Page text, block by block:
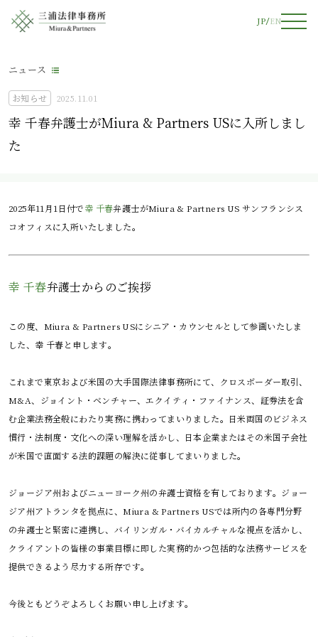
JP EN
ニュース
お知らせ 2025.11.01
幸 千春弁護士がMiura & Partners USに入所しまし
た
2025年11月1日付で幸 千春弁護士がMiura & Partners US サンフランシス
コオフィスに入所いたしました。
幸 千春弁護士からのご挨拶
この度、Miura & Partners USにシニア・カウンセルとして参画いたしま
した、幸 千春と申します。
これまで東京および米国の大手国際法律事務所にて、クロスボーダー取引、
M&A、ジョイント・ベンチャー、エクイティ・ファイナンス、証券法を含
む企業法務全般にわたり実務に携わってまいりました。日米両国のビジネス
慣行・法制度・文化への深い理解を活かし、日本企業またはその米国子会社
が米国で直面する法的課題の解決に従事してまいりました。
ジョージア州およびニューヨーク州の弁護士資格を有しております。ジョー
ジア州アトランタを拠点に、Miura & Partners USでは所内の各専門分野
の弁護士と緊密に連携し、バイリンガル・バイカルチャルな視点を活かし、
クライアントの皆様の事業目標に即した実務的かつ包括的な法務サービスを
提供できるよう尽力する所存です。
今後ともどうぞよろしくお願い申し上げます。